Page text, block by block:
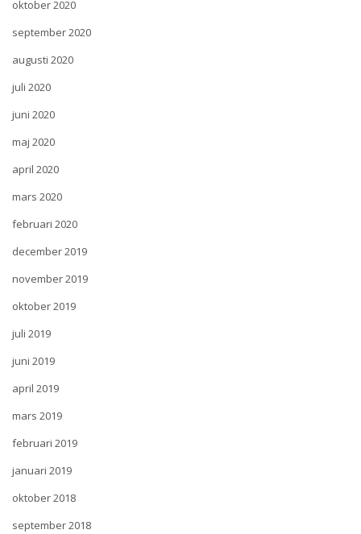
oktober 2020
september 2020
augusti 2020
juli 2020
juni 2020
maj 2020
april 2020
mars 2020
februari 2020
december 2019
november 2019
oktober 2019
juli 2019
juni 2019
april 2019
mars 2019
februari 2019
januari 2019
oktober 2018
september 2018